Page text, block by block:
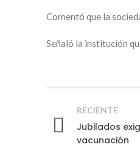
Comentó que la
Señaló la institución
RECIENTE
Jubilados
vacunación